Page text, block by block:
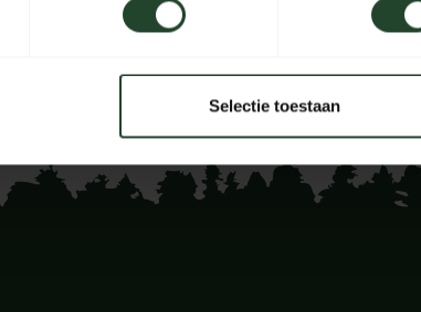
Selectie toestaan
Out of stock